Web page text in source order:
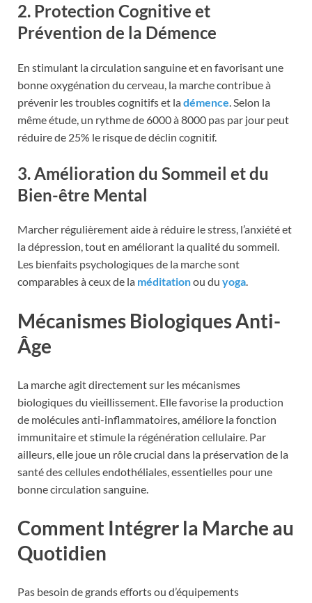
2. Protection Cognitive et
Prévention de la Démence
En stimulant la circulation sanguine et en favorisant une
bonne oxygénation du cerveau, la marche contribue à
prévenir les troubles cognitifs et ladémence . Selon la
même étude, un rythme de 6000 à 8000 pas par jour peut
réduire de 25% le risque de déclin cognitif.
3. Amélioration du Sommeil et du
Bien-être Mental
Marcher régulièrement aide à réduire le stress, l’anxiété et
la dépression, tout en améliorant la qualité du sommeil.
Les bienfaits psychologiques de la marche sont
comparables à ceux de la méditationou du yoga.
Mécanismes Biologiques Anti-
Âge
La marche agit directement sur les mécanismes
biologiques du vieillissement. Elle favorise la production
de molécules anti-inflammatoires, améliore la fonction
immunitaire et stimule la régénération cellulaire. Par
ailleurs, elle joue un rôle crucial dans la préservation de la
santé des cellules endothéliales, essentielles pour une
bonne circulation sanguine.
Comment Intégrer la Marche au
Quotidien
Pas besoin de grands efforts ou d’équipements